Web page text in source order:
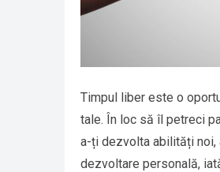
Timpul liber este o
tale. În loc să îl petreci
a-ți dezvolta abilități noi,
dezvoltare personală,